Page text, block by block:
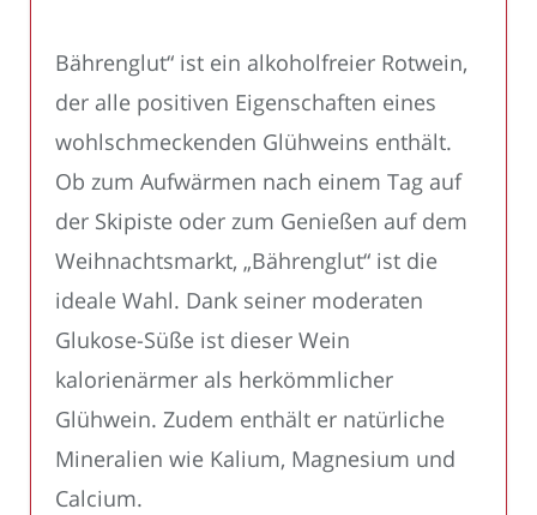
Bährenglut“ ist ein alkoholfreier Rotwein,
der alle positiven Eigenschaften eines
wohlschmeckenden Glühweins enthält.
Ob zum Aufwärmen nach einem Tag auf
der Skipiste oder zum Genießen auf dem
Weihnachtsmarkt, „Bährenglut“ ist die
ideale Wahl. Dank seiner moderaten
Glukose-Süße ist dieser Wein
kalorienärmer als herkömmlicher
Glühwein. Zudem enthält er natürliche
Mineralien wie Kalium, Magnesium und
Calcium.